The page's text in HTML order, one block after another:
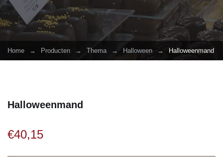
Home → Producten → Thema → Halloween → Halloweenmand
Halloweenmand
€40,15